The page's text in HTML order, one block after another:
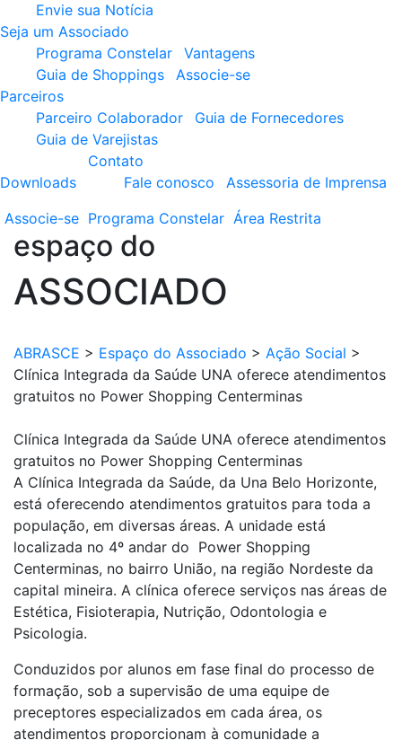
Envie sua Notícia
Seja um Associado
Programa Constelar
Vantagens
Guia de Shoppings
Associe-se
Parceiros
Parceiro Colaborador
Guia de Fornecedores
Guia de Varejistas
Downloads
Contato
Fale conosco
Assessoria de Imprensa
Associe-se Programa Constelar Área Restrita
espaço do
ASSOCIADO
ABRASCE > Espaço do Associado > Ação Social >
Clínica Integrada da Saúde UNA oferece atendimentos
gratuitos no Power Shopping Centerminas
Clínica Integrada da Saúde UNA oferece atendimentos
gratuitos no Power Shopping Centerminas
A Clínica Integrada da Saúde, da Una Belo Horizonte,
está oferecendo atendimentos gratuitos para toda a
população, em diversas áreas. A unidade está
localizada no 4º andar do Power Shopping
Centerminas, no bairro União, na região Nordeste da
capital mineira. A clínica oferece serviços nas áreas de
Estética, Fisioterapia, Nutrição, Odontologia e
Psicologia.
Conduzidos por alunos em fase final do processo de
formação, sob a supervisão de uma equipe de
preceptores especializados em cada área, os
atendimentos proporcionam à comunidade a